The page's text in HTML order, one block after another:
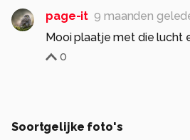
page-it 9 maanden
Mooi plaatje met die lucht
0
Soortgelijke foto's